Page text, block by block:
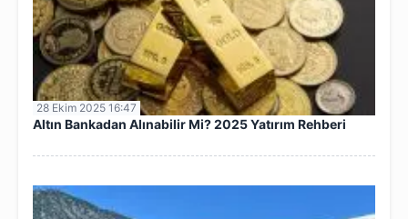
28 Ekim 2025 16:47
Altın Bankadan Alınabilir Mi? 2025 Yatırım Rehberi